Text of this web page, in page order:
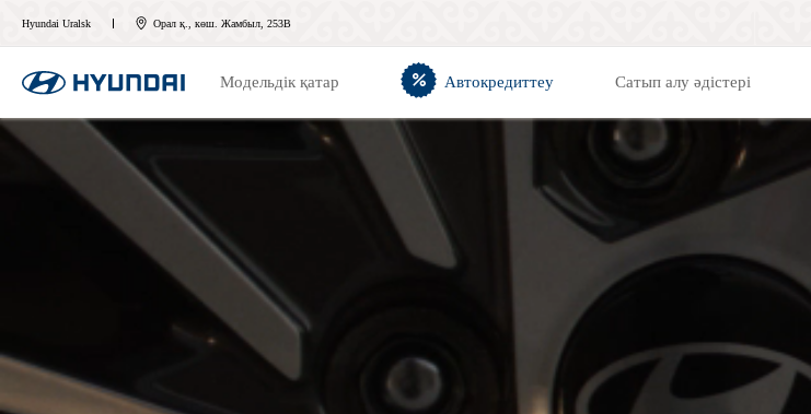
Hyundai Uralsk Орал қ., көш. Жамбыл, 253В
Модельдік қатар Автокредиттеу Сатып алу әдістері